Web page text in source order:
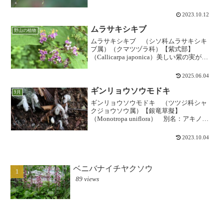
茎の上部に付かず下部にかたまってつき
2023.10.12
野山の植物 ムラサキシキブ
ムラサキシキブ （シソ科ムラサキシキ
ブ属）（クマツヅラ科）【紫式部】
（Callicarpa japonica）美しい紫の実が人
われるのはほとんど「コムラサキ」の方
はコム...
2025.06.04
9月 ギンリョウソウモドキ
ギンリョウソウモドキ （ツツジ科シャ
クジョウソウ属）【銀竜草擬】
（Monotropa uniflora） 別名：アキノギ
へんよく似ていますが、似て非なる別属
2023.10.04
ベニバナイチヤクソウ
89 views